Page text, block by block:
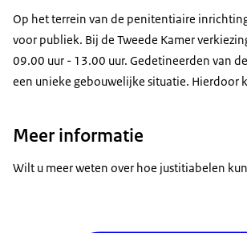
Op het terrein van de penitentiaire
voor publiek. Bij de Tweede Kamer
09.00 uur - 13.00 uur. Gedetineerden van
een unieke gebouwelijke situatie. Hierdoor
Meer informatie
Wilt u meer weten over hoe justitiabelen